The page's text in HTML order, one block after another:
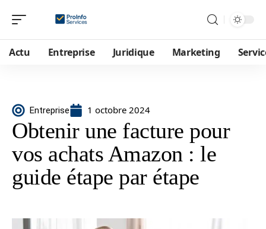
Actu Entreprise Juridique Marketing
Entreprise 1 octobre 2024
Obtenir une facture pour
vos achats Amazon : le
guide étape par étape